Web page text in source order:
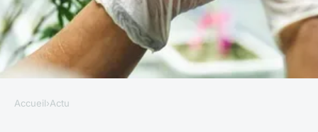
Accueil›Actu